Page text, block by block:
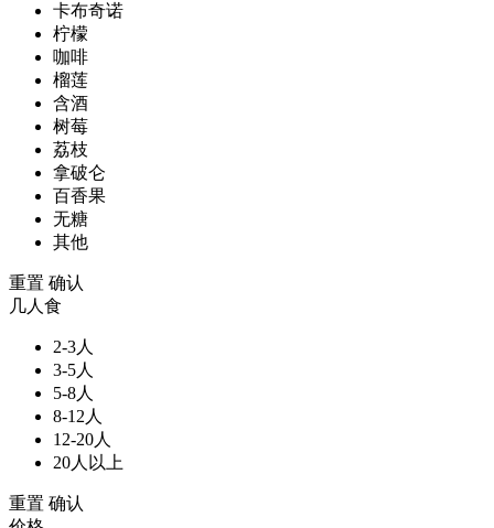
卡布奇诺
柠檬
咖啡
榴莲
含酒
树莓
荔枝
拿破仑
百香果
无糖
其他
重置 确认
几人食
2-3人
3-5人
5-8人
8-12人
12-20人
20人以上
重置 确认